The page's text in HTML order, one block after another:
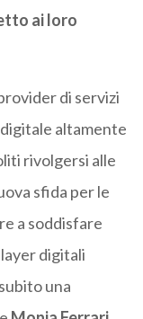
ai loro
di servizi
altamente
rivolgersi alle
sfida per le
a soddisfare
digitali
una